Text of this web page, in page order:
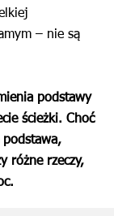
– nie są
podstawy
ścieżki. Choć
podstawa,
różne rzeczy,